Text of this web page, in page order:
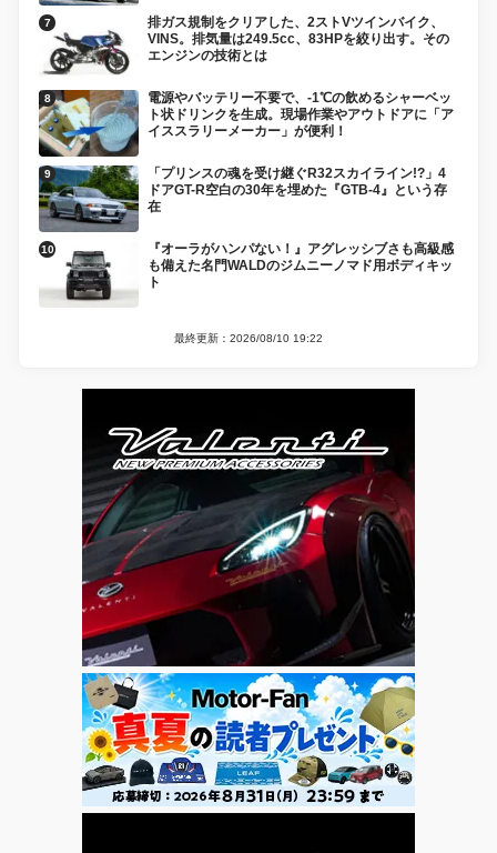
排ガス規制をクリアした、2ストVツインバイク、
VINS。排気量は249.5cc、83HPを絞り出す。その
エンジンの技術とは
電源やバッテリー不要で、-1℃の飲めるシャーベッ
ト状ドリンクを生成。現場作業やアウトドアに「ア
イススラリーメーカー」が便利！
「プリンスの魂を受け継ぐR32スカイライン!?」4
ドアGT-R空白の30年を埋めた『GTB-4』という存
在
『オーラがハンパない！』アグレッシブさも高級感
も備えた名門WALDのジムニーノマド用ボディキッ
ト
最終更新：2026/08/10 19:22